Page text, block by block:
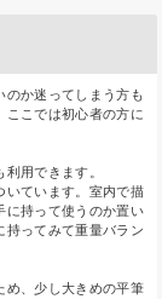
のか迷ってしまう方も
ここでは初心者の方に
用できます。
いています。室内で描
に持って使うのか置い
持ってみて重量バラン
め、少し大きめの平筆